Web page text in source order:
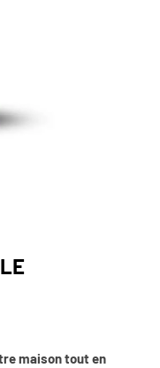
maison tout en